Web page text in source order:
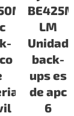
BE425M-
LM
Unidad
back-
ups es
de apc
6